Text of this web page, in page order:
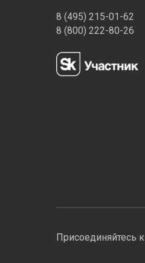
8 (495) 215-01-62
8 (800) 222-80-26
Присоединяйтесь